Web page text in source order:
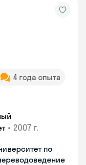
4 года опыта
• 2007 г.
по